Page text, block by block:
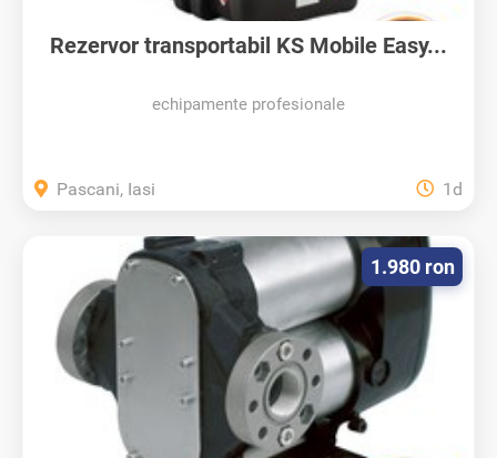
Rezervor transportabil KS Mobile Easy...
echipamente profesionale
Pascani, Iasi 1d
1.980 ron